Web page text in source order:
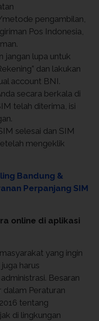
pengambilan,
Pos Indonesia,
jangan lupa untuk
dan lakukan
account BNI.
secara berkala di
telah diterima, isi
selesai dan SIM
mengeklik
Bandung &
Perpanjang SIM
online di aplikasi
yang ingin
harus
Besaran
dalam Peraturan
tentang
di lingkungan